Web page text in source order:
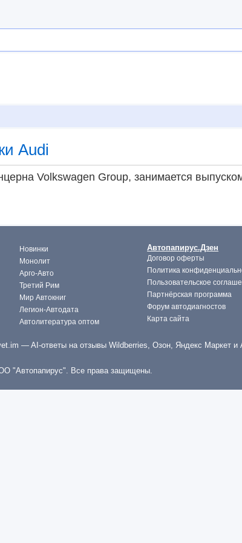
Audi
Volkswagen Group, занимается
Новинки
Монолит
Арго-Авто
Третий Рим
Мир Автокниг
Легион-Автодата
Автолитература оптом
Автопапирус.Дзен
Договор оферты
Политика
Пользовательское
Партнёрская программа
Форум автодиагностов
Карта сайта
— AI-ответы на отзывы Wildberries, Озон, Яндекс Маркет и
"Автопапирус". Все права защищены.